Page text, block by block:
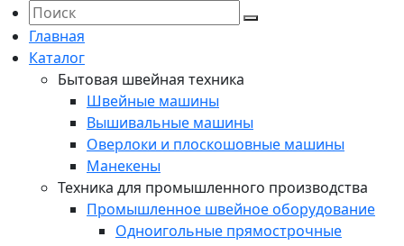
Главная
Каталог
Бытовая швейная техника
Швейные машины
Вышивальные машины
Оверлоки и плоскошовные машины
Манекены
Техника для промышленного производства
Промышленное швейное оборудование
Одноигольные прямострочные